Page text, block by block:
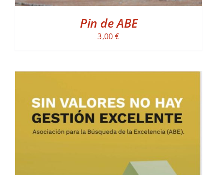
Pin de ABE
3,00€